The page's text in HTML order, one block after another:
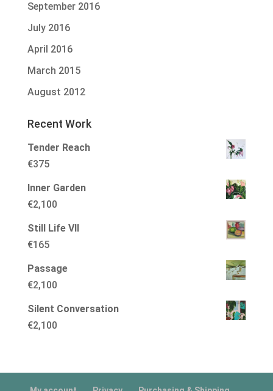
September 2016
July 2016
April 2016
March 2015
August 2012
Recent Work
Tender Reach
€375
Inner Garden
€2,100
Still Life VII
€165
Passage
€2,100
Silent Conversation
€2,100